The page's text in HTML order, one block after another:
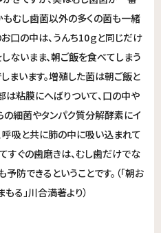
むし歯菌以外の多くの菌も一緒
口の中は、うんち10ｇと同じだけ
ないまま、朝ご飯を食べてしまう
まいます。増殖した菌は朝ご飯と
粘膜にへばりついて、口の中や
の細菌やタンパク質分解酵素にイ
呼吸と共に肺の中に吸い込まれて
すぐの歯磨きは、むし歯だけでな
防できるということです。（「朝お
る」川合満著より）